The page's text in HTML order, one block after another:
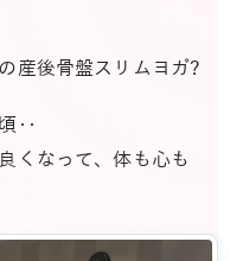
産後骨盤スリムヨガ?
‥
くなって、体も心も